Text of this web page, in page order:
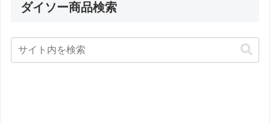
ダイソー商品検索